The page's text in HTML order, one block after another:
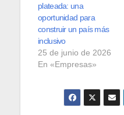
plateada: una
oportunidad para
construir un país más
inclusivo
25 de junio de 2026
En «Empresas»